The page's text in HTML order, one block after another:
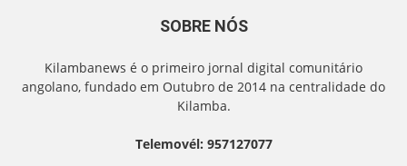
SOBRE NÓS
Kilambanews é o primeiro jornal digital comunitário
angolano, fundado em Outubro de 2014 na centralidade do
Kilamba.
Telemovél: 957127077